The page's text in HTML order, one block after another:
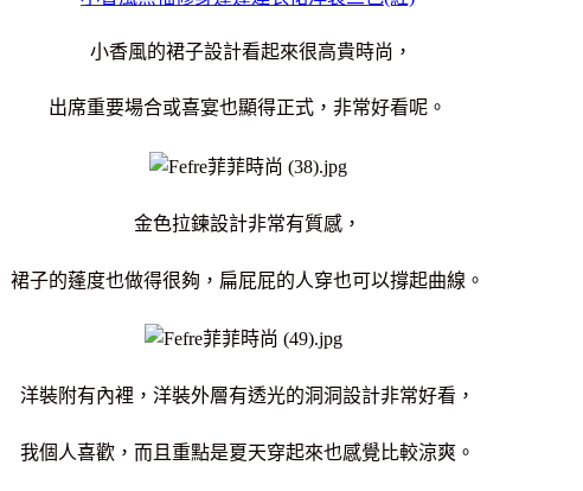
小香風的裙子設計看起來很高貴時尚，
出席重要場合或喜宴也顯得正式，非常好看呢。
金色拉鍊設計非常有質感，
裙子的蓬度也做得很夠，扁屁屁的人穿也可以撐起曲線。
洋裝附有內裡，洋裝外層有透光的洞洞設計非常好看，
我個人喜歡，而且重點是夏天穿起來也感覺比較涼爽。